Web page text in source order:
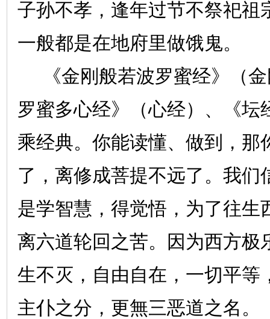
子孙不孝，逢年过节不祭祀祖
一般都是在地府里做饿鬼。
《金刚般若波罗蜜经》（
罗蜜多心经》（心经）、《坛
乘经典。你能读懂、做到，那
了，离修成菩提不远了。我们
是学智慧，得觉悟，为了往生
离六道轮回之苦。因为西方极
生不灭，自由自在，一切平等
主仆之分，更無三恶道之名。